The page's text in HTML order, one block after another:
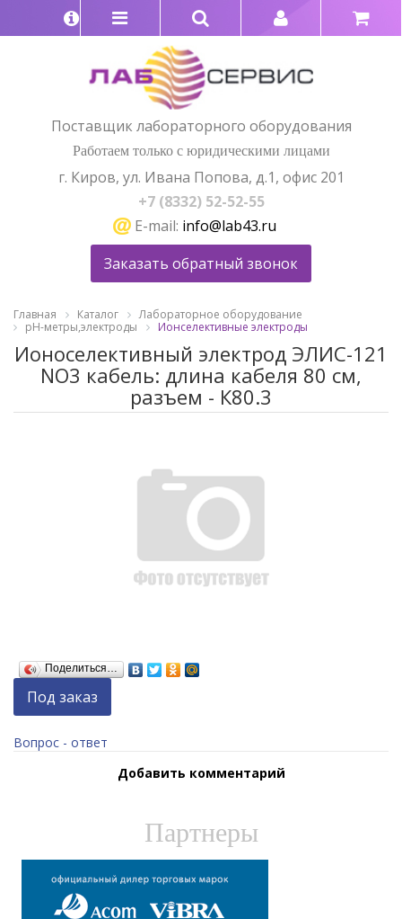
Поставщик лабораторного оборудования
Работаем только с юридическими лицами
г. Киров, ул. Ивана Попова, д.1, офис 201
+7 (8332) 52-52-55
E-mail: info@lab43.ru
Заказать обратный звонок
Главная Каталог
Лабораторное оборудование
pH-метры,электроды
Ионселективные электроды
Ионоселективный электрод ЭЛИС-121
NO3 кабель: длина кабеля 80 см,
разъем - К80.3
Поделиться…
Под заказ
Вопрос - ответ
Добавить комментарий
Партнеры